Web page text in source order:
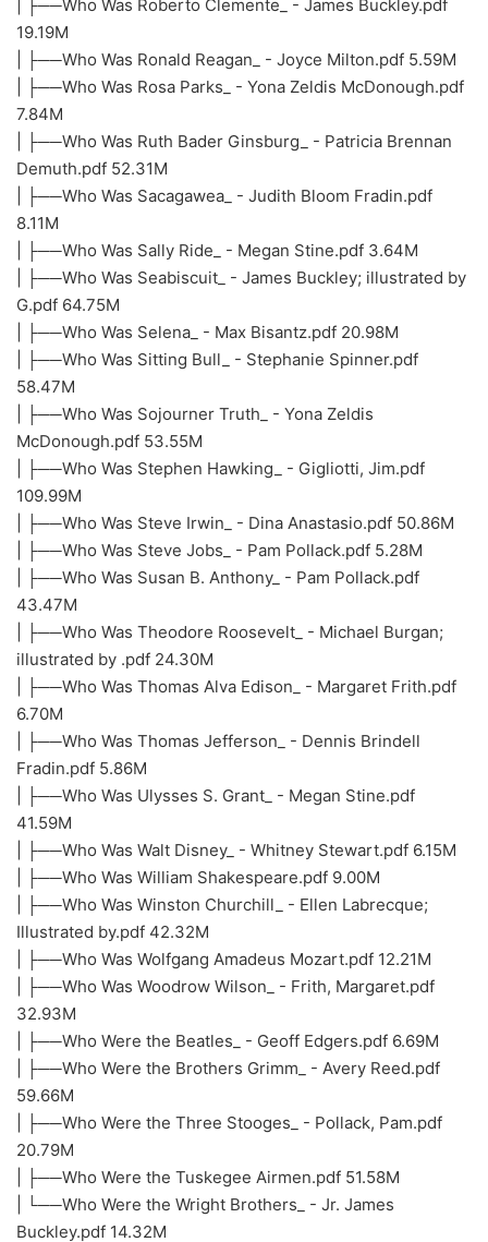
| ├──Who Was Roberto Clemente_ - James Buckley.pdf
19.19M
| ├──Who Was Ronald Reagan_ - Joyce Milton.pdf 5.59M
| ├──Who Was Rosa Parks_ - Yona Zeldis McDonough.pdf
7.84M
| ├──Who Was Ruth Bader Ginsburg_ - Patricia Brennan
Demuth.pdf 52.31M
| ├──Who Was Sacagawea_ - Judith Bloom Fradin.pdf
8.11M
| ├──Who Was Sally Ride_ - Megan Stine.pdf 3.64M
| ├──Who Was Seabiscuit_ - James Buckley; illustrated by
G.pdf 64.75M
| ├──Who Was Selena_ - Max Bisantz.pdf 20.98M
| ├──Who Was Sitting Bull_ - Stephanie Spinner.pdf
58.47M
| ├──Who Was Sojourner Truth_ - Yona Zeldis
McDonough.pdf 53.55M
| ├──Who Was Stephen Hawking_ - Gigliotti, Jim.pdf
109.99M
| ├──Who Was Steve Irwin_ - Dina Anastasio.pdf 50.86M
| ├──Who Was Steve Jobs_ - Pam Pollack.pdf 5.28M
| ├──Who Was Susan B. Anthony_ - Pam Pollack.pdf
43.47M
| ├──Who Was Theodore Roosevelt_ - Michael Burgan;
illustrated by .pdf 24.30M
| ├──Who Was Thomas Alva Edison_ - Margaret Frith.pdf
6.70M
| ├──Who Was Thomas Jefferson_ - Dennis Brindell
Fradin.pdf 5.86M
| ├──Who Was Ulysses S. Grant_ - Megan Stine.pdf
41.59M
| ├──Who Was Walt Disney_ - Whitney Stewart.pdf 6.15M
| ├──Who Was William Shakespeare.pdf 9.00M
| ├──Who Was Winston Churchill_ - Ellen Labrecque;
Illustrated by.pdf 42.32M
| ├──Who Was Wolfgang Amadeus Mozart.pdf 12.21M
| ├──Who Was Woodrow Wilson_ - Frith, Margaret.pdf
32.93M
| ├──Who Were the Beatles_ - Geoff Edgers.pdf 6.69M
| ├──Who Were the Brothers Grimm_ - Avery Reed.pdf
59.66M
| ├──Who Were the Three Stooges_ - Pollack, Pam.pdf
20.79M
| ├──Who Were the Tuskegee Airmen.pdf 51.58M
| └──Who Were the Wright Brothers_ - Jr. James
Buckley.pdf 14.32M